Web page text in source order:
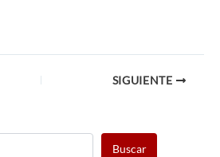
SIGUIENTE
Buscar